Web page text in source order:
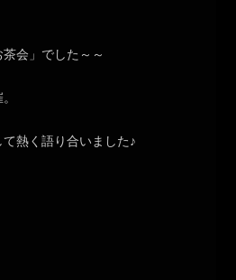
茶会」でした～～
熱く語り合いました♪